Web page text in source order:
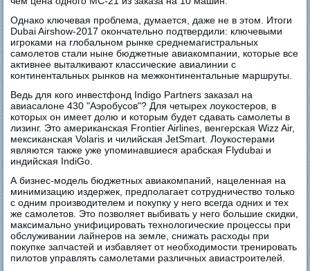
Однако ключевая проблема, думается, даже не в этом. Итоги
Dubai Airshow-2017 окончательно подтвердили: ключевыми
игроками на глобальном рынке среднемагистральных
самолетов стали ныне бюджетные авиакомпании, которые все
активнее выталкивают классические авиалинии с
континентальных рынков на межконтинентальные маршруты.
Ведь для кого инвестфонд Indigo Partners заказал на
авиасалоне 430 "Аэробусов"? Для четырех лоукостеров, в
которых он имеет долю и которым будет сдавать самолеты в
лизинг. Это американская Frontier Airlines, венгерская Wizz Air,
мексиканская Volaris и чилийская JetSmart. Лоукостерами
являются также уже упоминавшиеся арабская Flydubai и
индийская IndiGo.
А бизнес-модель бюджетных авиакомпаний, нацеленная на
минимизацию издержек, предполагает сотрудничество только
с одним производителем и покупку у него всегда одних и тех
же самолетов. Это позволяет выбивать у него большие скидки,
максимально унифицировать технологические процессы при
обслуживании лайнеров на земле, снижать расходы при
покупке запчастей и избавляет от необходимости тренировать
пилотов управлять самолетами различных авиастроителей.